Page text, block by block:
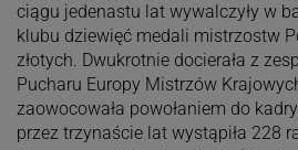
ciągu jedenastu lat wywalczyły w
klubu dziewięć medali mistrzostw
złotych. Dwukrotnie docierała z
Pucharu Europy Mistrzów
zaowocowała powołaniem do
przez trzynaście lat wystąpiła 228